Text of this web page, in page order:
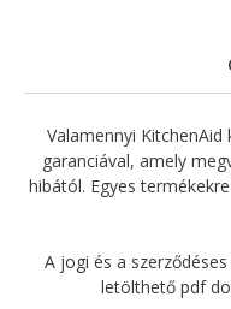
Valamennyi
garanciával, amely
hibától. Egyes
A jogi és a
letölthető pdf